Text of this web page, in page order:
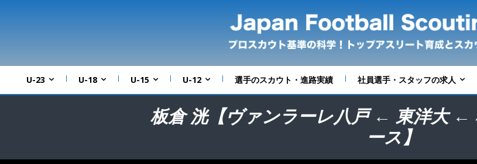
U-23 U-18 U-15 U-12 選手のスカウト・進路実績 社員選手・スタッフの求人
板倉 洸【ヴァンラーレ八戸 ← 東洋大 ←
ース】